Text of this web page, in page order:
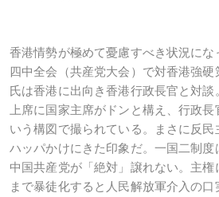
香港情勢が極めて憂慮すべき状況にな
四中全会（共産党大会）で対香港強
氏は香港に出向き香港行政長官と対談
上席に国家主席がドンと構え、行政
いう構図で撮られている。まさに反民
ハッパかけにきた印象だ。一国二制度
中国共産党が「絶対」譲れない。主権
まで暴徒化すると人民解放軍介入の